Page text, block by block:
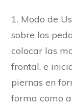
1. Modo de
sobre los
colocar las
frontal, e
piernas en
forma como